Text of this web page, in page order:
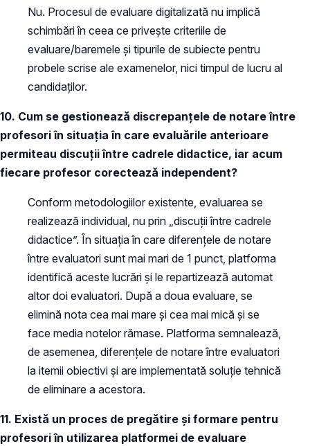
Nu. Procesul de evaluare digitalizată nu implică
schimbări în ceea ce privește criteriile de
evaluare/baremele și tipurile de subiecte pentru
probele scrise ale examenelor, nici timpul de lucru al
candidaților.
10. Cum se gestionează discrepanțele de notare între
profesori în situația în care evaluările anterioare
permiteau discuții între cadrele didactice, iar acum
fiecare profesor corectează independent?
Conform metodologiilor existente, evaluarea se
realizează individual, nu prin „discuții între cadrele
didactice”. În situația în care diferențele de notare
între evaluatori sunt mai mari de 1 punct, platforma
identifică aceste lucrări și le repartizează automat
altor doi evaluatori. După a doua evaluare, se
elimină nota cea mai mare și cea mai mică și se
face media notelor rămase. Platforma semnalează,
de asemenea, diferențele de notare între evaluatori
la itemii obiectivi și are implementată soluție tehnică
de eliminare a acestora.
11. Există un proces de pregătire și formare pentru
profesori în utilizarea platformei de evaluare